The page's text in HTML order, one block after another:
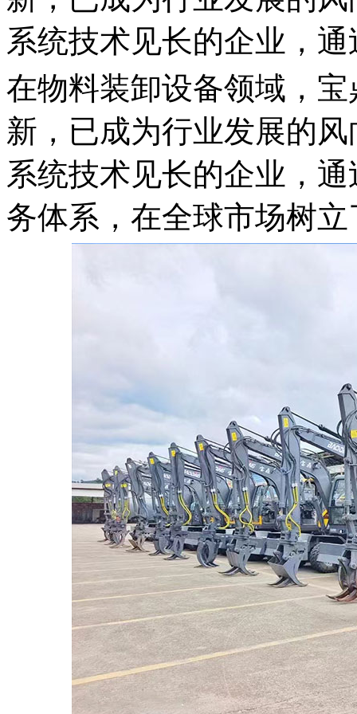
系统技术见长的企业，
在物料装卸设备领域，
新，已成为行业发展的
系统技术见长的企业，
务体系，在全球市场树